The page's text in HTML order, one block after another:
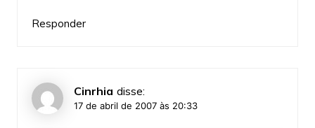
Responder
Cinrhia disse:
17 de abril de 2007 às 20:33